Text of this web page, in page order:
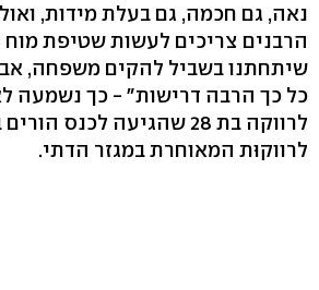
נאה, גם חכמה, גם בעלת מידות,
הרבנים צריכים לעשות שטיפת מוח
שיתחתנו בשביל להקים משפחה,
כל כך הרבה דרישות" - כך נשמעה
לרווקה בת 28 שהגיעה לכנס
לרווקוּת המאוחרת במגזר הדתי.